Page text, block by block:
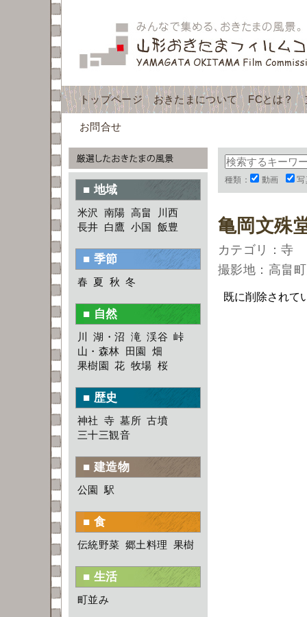
トップページ おきたまについて FCとは？
お問合せ
種類： 動画 写
亀岡文殊
カテゴリ：寺
撮影地：高畠
■ 地域
米沢 南陽 高畠
川西
長井 白鷹 小国 飯豊
■ 季節
春 夏 秋 冬
■ 自然
川 湖・沼 滝 渓谷 峠
山・森林 田園 畑
果樹園 花 牧場 桜
■ 歴史
神社 寺 墓所 古墳
三十三観音
■ 建造物
公園 駅
■ 食
伝統野菜 郷土料理 果樹
■ 生活
町並み